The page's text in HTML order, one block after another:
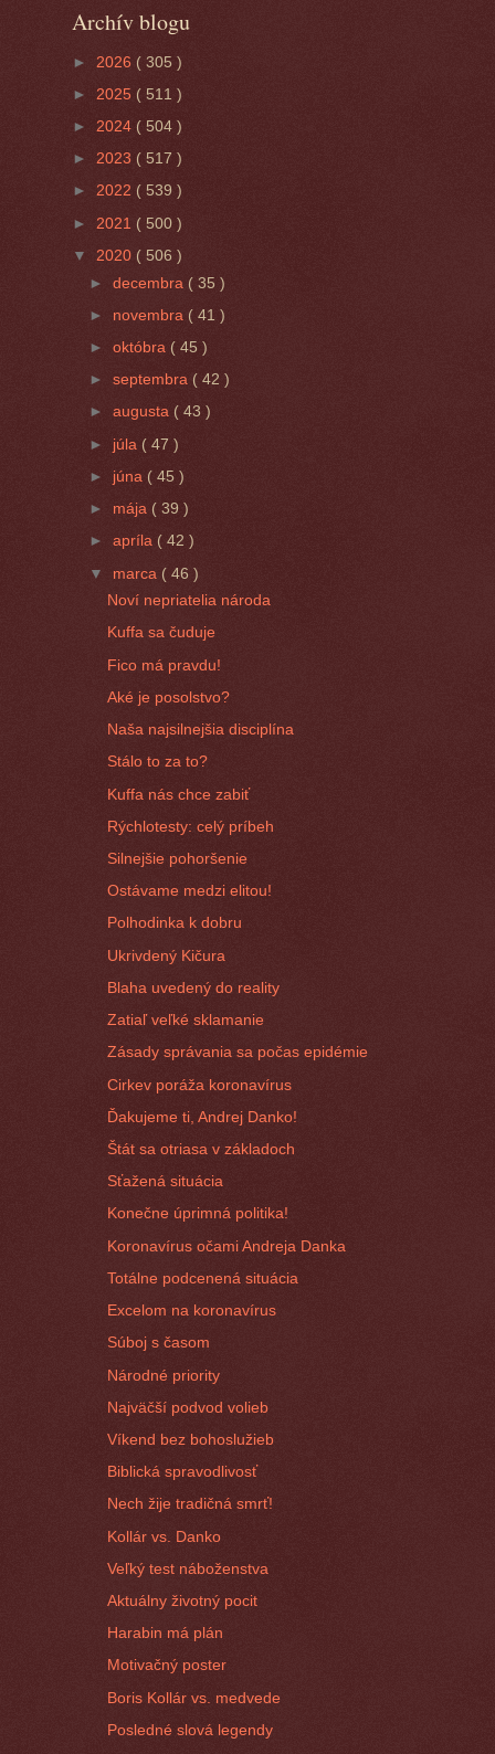
Archív blogu
► 2026 ( 305 )
► 2025 ( 511 )
► 2024 ( 504 )
► 2023 ( 517 )
► 2022 ( 539 )
► 2021 ( 500 )
▼ 2020 ( 506 )
►decembra ( 35 )
► novembra ( 41 )
►októbra( 45 )
►septembra ( 42 )
►augusta ( 43 )
► júla ( 47 )
► júna ( 45 )
► mája ( 39 )
►apríla ( 42 )
▼ marca ( 46 )
Noví nepriatelia národa
Kuffa sa čuduje
Fico má pravdu!
Aké je posolstvo?
Naša najsilnejšia disciplína
Stálo to za to?
Kuffa nás chce zabiť
Rýchlotesty: celý príbeh
Silnejšie pohoršenie
Ostávame medzi elitou!
Polhodinka k dobru
Ukrivdený Kičura
Blaha uvedený do reality
Zatiaľ veľké sklamanie
Zásady správania sa počas epidémie
Cirkev poráža koronavírus
Ďakujeme ti, Andrej Danko!
Štát sa otriasa v základoch
Sťažená situácia
Konečne úprimná politika!
Koronavírus očami Andreja Danka
Totálne podcenená situácia
Excelom na koronavírus
Súboj s časom
Národné priority
Najväčší podvod volieb
Víkend bez bohoslužieb
Biblická spravodlivosť
Nech žije tradičná smrť!
Kollár vs. Danko
Veľký test náboženstva
Aktuálny životný pocit
Harabin má plán
Motivačný poster
Boris Kollár vs. medvede
Posledné slová legendy